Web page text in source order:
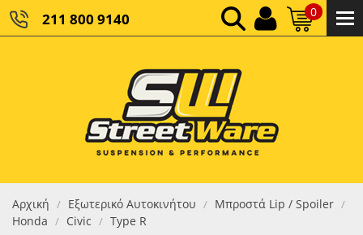
211 800 9140 0
ΚΑΘΑΡΌ ΣΎΝΟΛΟ:
ΤΕΛΙΚΌ ΣΎΝΟΛΟ:0,00 €
Αρχική / Εξωτερικό Αυτοκινήτου / Μπροστά Lip / Spoiler /
Honda / Civic / Type R